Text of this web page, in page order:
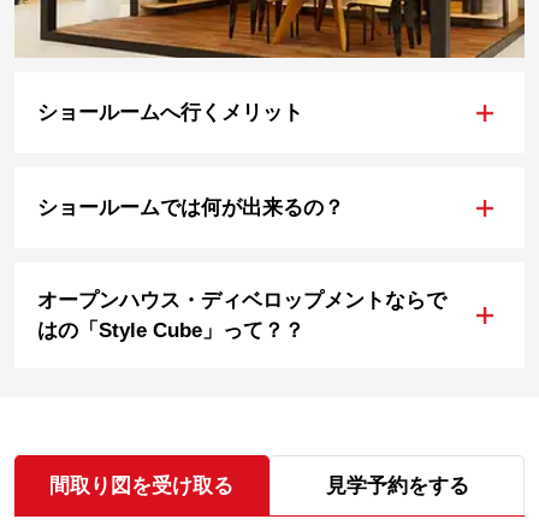
ショールームへ行くメリット +
ショールームでは何が出来るの？ +
オープンハウス・ディベロップメントならで
はの「Style Cube」って？？
+
間取り図を受け取る 見学予約をする